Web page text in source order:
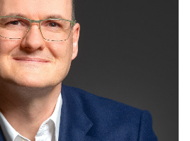
SONDERORGANISATIONEN
SATZUNG